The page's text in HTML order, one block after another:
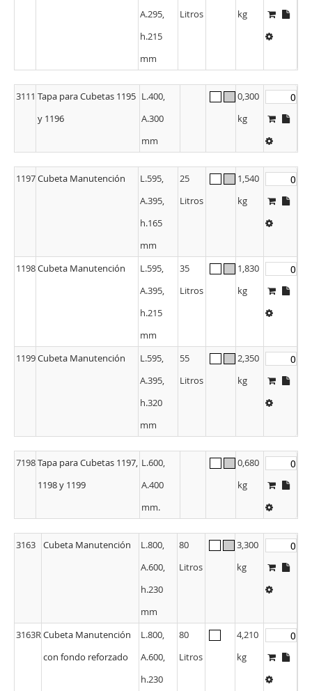
A.295,
h.215
mm
Litros kg
3111 Tapa para Cubetas 1195
y 1196
L.400,
A.300
mm
0,300
kg
1197Cubeta Manutención
L.595,
A.395,
h.165
mm
25
Litros
1,540
kg
1198Cubeta Manutención
L.595,
A.395,
h.215
mm
35
Litros
1,830
kg
1199Cubeta Manutención
L.595,
A.395,
h.320
mm
55
Litros
2,350
kg
7198Tapa para Cubetas 1197,
1198 y 1199
L.600,
A.400
mm.
0,680
kg
3163 Cubeta Manutención
L.800,
A.600,
h.230
mm
80
Litros
3,300
kg
3163R Cubeta Manutención
con fondo reforzado
L.800,
A.600,
h.230
80
Litros
4,210
kg